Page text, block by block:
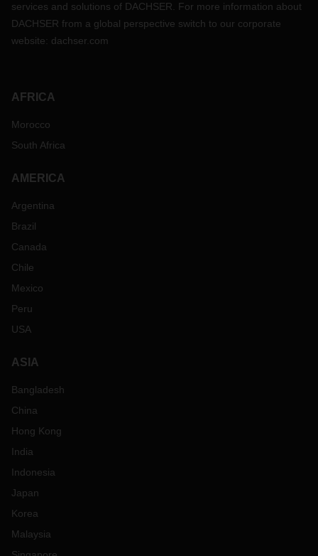
services and solutions of DACHSER. For more information about
DACHSER from a global perspective switch to our corporate
website: dachser.com
AFRICA
Morocco
South Africa
AMERICA
Argentina
Brazil
Canada
Chile
Mexico
Peru
USA
ASIA
Bangladesh
China
Hong Kong
India
Indonesia
Japan
Korea
Malaysia